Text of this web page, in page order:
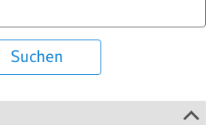
Suchen